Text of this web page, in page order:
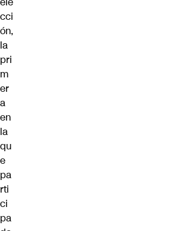
cci
ón,
la
pri
m
er
a
en
la
qu
e
pa
rti
ci
pa